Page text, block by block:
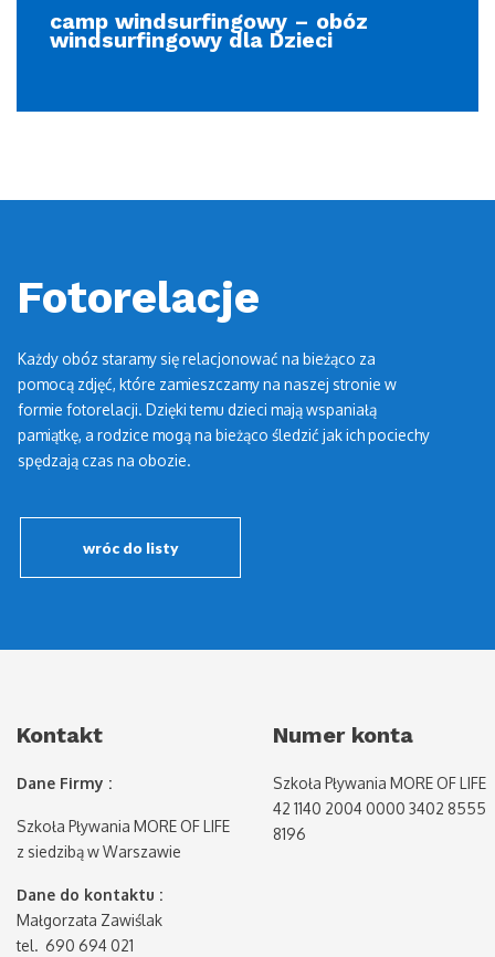
camp windsurfingowy – obóz
windsurfingowy dla Dzieci
Fotorelacje
Każdy obóz staramy się relacjonować na bieżąco za
pomocą zdjęć, które zamieszczamy na naszej stronie w
formie fotorelacji. Dzięki temu dzieci mają wspaniałą
pamiątkę, a rodzice mogą na bieżąco śledzić jak ich pociechy
spędzają czas na obozie.
wróc do listy
Kontakt
Dane Firmy :
Szkoła Pływania MORE OF LIFE
z siedzibą w Warszawie
Dane do kontaktu :
Małgorzata Zawiślak
tel. 690 694 021
Numer konta
Szkoła Pływania MORE OF LIFE
42 1140 2004 0000 3402 8555
8196